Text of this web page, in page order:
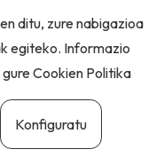
ditu, zure nabigazioa
egiteko. Informazio
Cookien Politika
Konfiguratu